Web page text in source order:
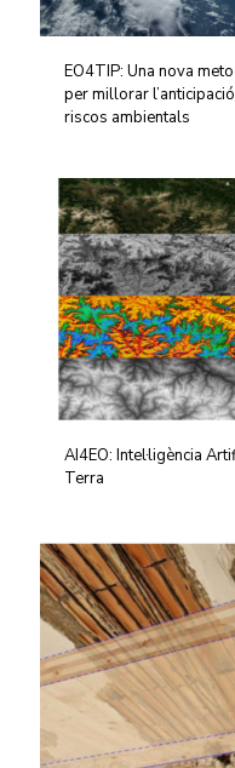
EO4TIP: Una nova
per millorar
riscos ambientals
AI4EO: Intel·ligència
Terra